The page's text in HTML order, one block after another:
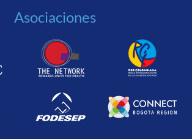
Asociaciones